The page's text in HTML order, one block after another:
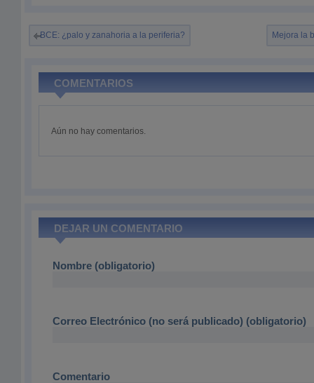
BCE: ¿palo y zanahoria a la periferia? Mejora la
COMENTARIOS
Aún no hay comentarios.
DEJAR UN COMENTARIO
Nombre (obligatorio)
Correo Electrónico (no será publicado) (obligatorio)
Comentario